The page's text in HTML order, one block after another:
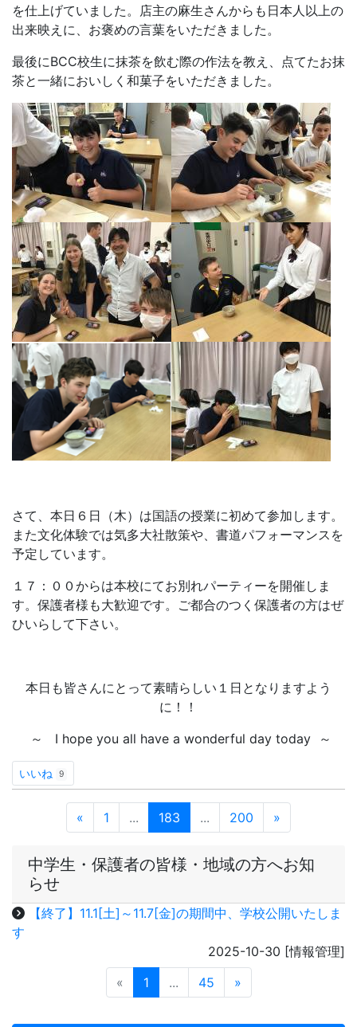
トップページ
公共交通機関運休等の際の登校について
学校紹介
進路状況（卒業生）
さて、本日６日（木）は国語の授業に初めて参加します。
また文化体験では気多大社散策や、書道パフォーマンスを
予定しています。
１７：００からは本校にてお別れパーティーを開催しま
す。保護者様も大歓迎です。ご都合のつく保護者の方はぜ
ひいらして下さい。
本日も皆さんにとって素晴らしい１日となりますよう
いいね 9
« 1 ... 183 ... 200 »
中学生・保護者の皆様・地域の方へお知
«
1 ... 45 »